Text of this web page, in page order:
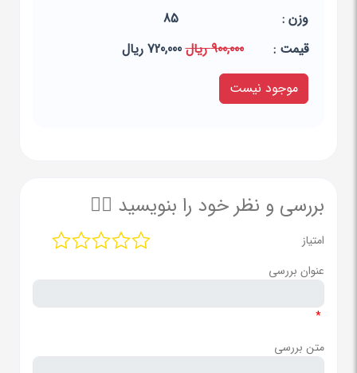
وزن :
85
قيمت :
900,000 ریال
720,000 ریال
موجود نیست
بررسی و نظر خود را بنویسید ✍🏻
امتیاز
عنوان بررسی
*
متن بررسی